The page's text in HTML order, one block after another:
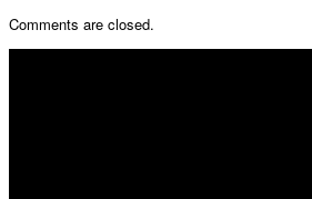
Comments are closed.